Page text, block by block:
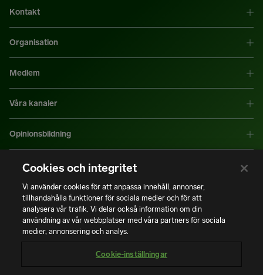
Kontakt
Organisation
Medlem
Våra kanaler
Opinionsbildning
Mer information
Copyright © Installatörsföretagen. Alla rättigheter förbehålls.
Integritetspolicy | Användning av cookies | Bli medlem
Cookies och integritet
Vi använder cookies för att anpassa innehåll, annonser,
tillhandahålla funktioner för sociala medier och för att
analysera vår trafik. Vi delar också information om din
användning av vår webbplatser med våra partners för sociala
medier, annonsering och analys.
Cookie-inställningar